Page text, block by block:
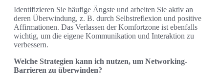
Identifizieren Sie häufige Ängste und arbeiten Sie aktiv an
deren Überwindung, z. B. durch Selbstreflexion und positive
Affirmationen. Das Verlassen der Komfortzone ist ebenfalls
wichtig, um die eigene Kommunikation und Interaktion zu
verbessern.
Welche Strategien kann ich nutzen, um Networking-
Barrieren zu überwinden?